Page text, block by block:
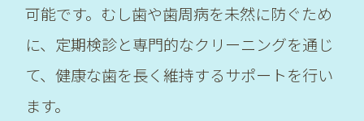
可能です。むし歯や歯周病を未然に防ぐため
に、定期検診と専門的なクリーニングを通じ
て、健康な歯を長く維持するサポートを行い
ます。